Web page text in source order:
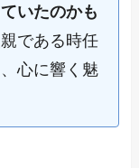
いたのかも
である時任
心に響く魅